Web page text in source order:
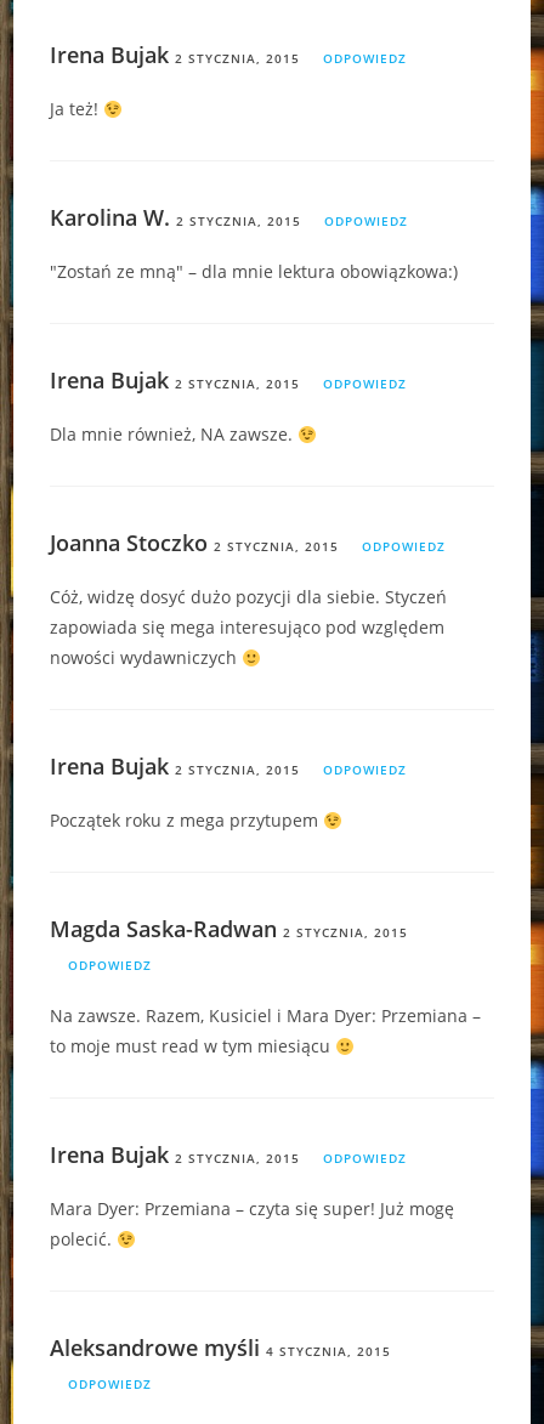
Irena Bujak 2 STYCZNIA, 2015 ODPOWIEDZ
Ja też!
Karolina W. 2 STYCZNIA, 2015 ODPOWIEDZ
"Zostań ze mną" – dla mnie lektura obowiązkowa:)
Irena Bujak 2 STYCZNIA, 2015 ODPOWIEDZ
Dla mnie również, NA zawsze.
Joanna Stoczko 2 STYCZNIA, 2015 ODPOWIEDZ
Cóż, widzę dosyć dużo pozycji dla siebie. Styczeń
zapowiada się mega interesująco pod względem
nowości wydawniczych
Irena Bujak 2 STYCZNIA, 2015 ODPOWIEDZ
Początek roku z mega przytupem
Magda Saska-Radwan 2 STYCZNIA, 2015
ODPOWIEDZ
Na zawsze. Razem, Kusiciel i Mara Dyer: Przemiana –
to moje must read w tym miesiącu
Irena Bujak 2 STYCZNIA, 2015 ODPOWIEDZ
Mara Dyer: Przemiana – czyta się super! Już mogę
polecić.
Aleksandrowe myśli 4 STYCZNIA, 2015
ODPOWIEDZ